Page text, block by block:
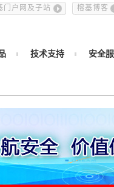
榕基博客
门户网及子站
技术支持 安全